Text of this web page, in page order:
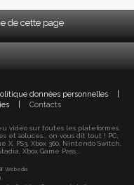
de cette page
données personnelles
Contacts
vidéo sur toutes les plateformes.
et soluces... on vous dit tout ! PC,
X, PS3, Xbox 360, Nintendo Switch,
Xbox Game Pass...
Webedia